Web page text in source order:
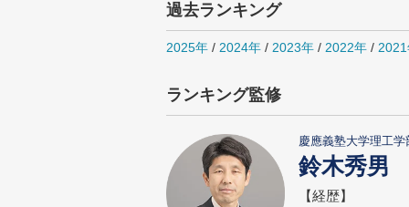
過去ランキング
2025年 / 2024年 / 2023年 / 2022年 /
ランキング監修
慶應義塾大学理工
鈴木秀男
【経歴】